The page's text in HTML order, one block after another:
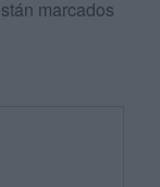
marcados